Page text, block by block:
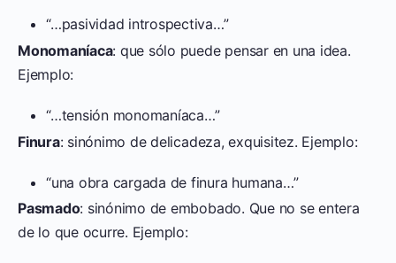
“…pasividad introspectiva…”
Monomaníaca: que sólo puede pensar en una idea.
Ejemplo:
“…tensión monomaníaca…”
Finura: sinónimo de delicadeza, exquisitez. Ejemplo:
“una obra cargada de finura humana…”
Pasmado: sinónimo de embobado. Que no se entera
de lo que ocurre. Ejemplo: